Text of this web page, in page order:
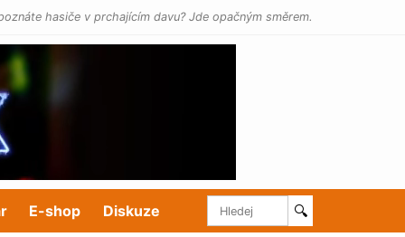
hasiče v prchajícím davu? Jde opačným směrem.
E-shop Diskuze 🔍